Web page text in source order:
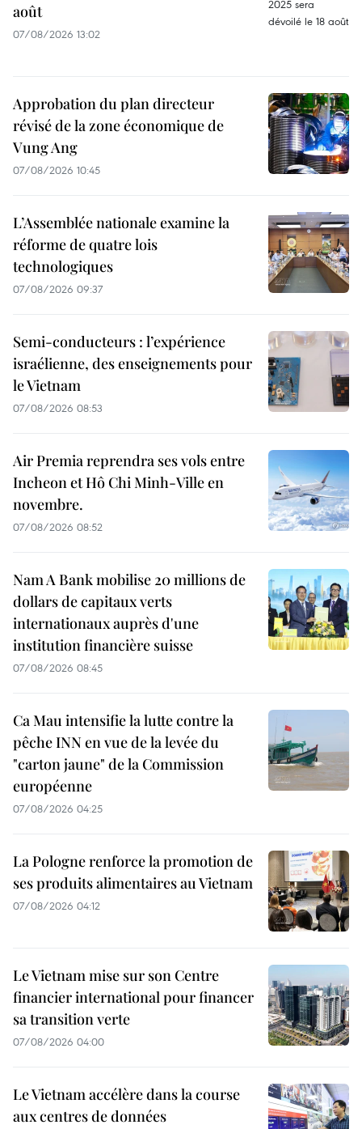
août
07/08/2026 13:02
Approbation du plan directeur
révisé de la zone économique de
Vung Ang
07/08/2026 10:45
L’Assemblée nationale examine la
réforme de quatre lois
technologiques
07/08/2026 09:37
Semi-conducteurs : l’expérience
israélienne, des enseignements pour
le Vietnam
07/08/2026 08:53
Air Premia reprendra ses vols entre
Incheon et Hô Chi Minh-Ville en
novembre.
07/08/2026 08:52
Nam A Bank mobilise 20 millions de
dollars de capitaux verts
internationaux auprès d'une
institution financière suisse
07/08/2026 08:45
Ca Mau intensifie la lutte contre la
pêche INN en vue de la levée du
"carton jaune" de la Commission
européenne
07/08/2026 04:25
La Pologne renforce la promotion de
ses produits alimentaires au Vietnam
07/08/2026 04:12
Le Vietnam mise sur son Centre
financier international pour financer
sa transition verte
07/08/2026 04:00
Le Vietnam accélère dans la course
aux centres de données